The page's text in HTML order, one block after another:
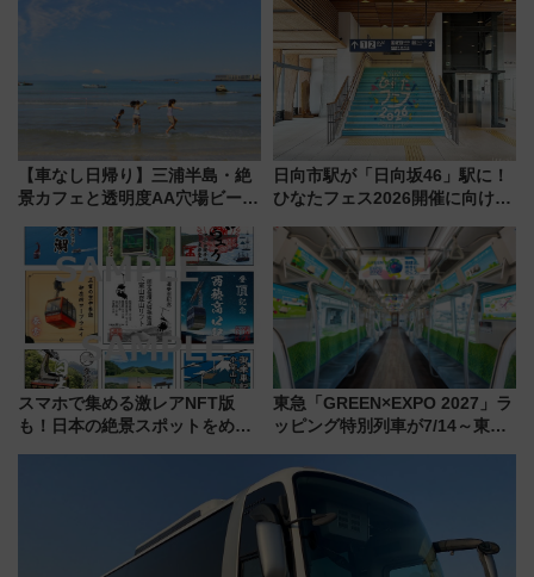
島とは異なる魅力を持つ今夏の
【車なし日帰り】三浦半島・絶
景カフェと透明度AA穴場ビーチ
用してストレスフリー旅へ行こ
う！
日向市駅が「日向坂46」駅に！
ひなたフェス2026開催に向けJR
全力応援 夜行列車「ドリーム
おひさま号」も走る
スマホで集める激レアNFT版
も！日本の絶景スポットをめぐ
東急「GREEN×EXPO 2027」ラ
ッピング特別列車が7/14～東
ー！ 注目の編成やデザインまと
め